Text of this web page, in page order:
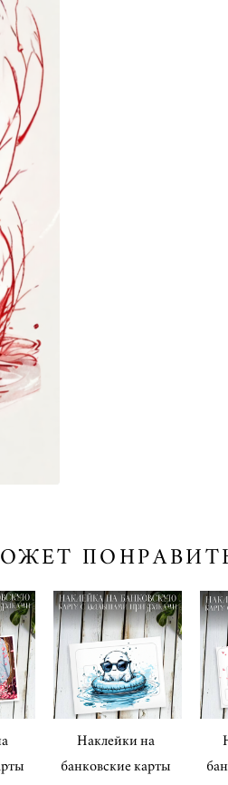
Наклейки на
банковские карты